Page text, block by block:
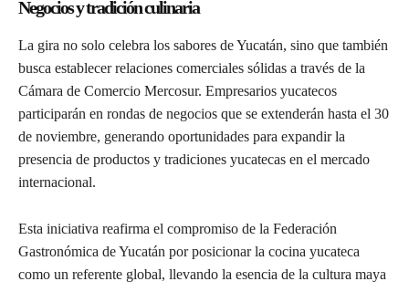
Negocios y tradición culinaria
La gira no solo celebra los sabores de Yucatán, sino que también
busca establecer relaciones comerciales sólidas a través de la
Cámara de Comercio Mercosur. Empresarios yucatecos
participarán en rondas de negocios que se extenderán hasta el 30
de noviembre, generando oportunidades para expandir la
presencia de productos y tradiciones yucatecas en el mercado
internacional.
Esta iniciativa reafirma el compromiso de la Federación
Gastronómica de Yucatán por posicionar la cocina yucateca
como un referente global, llevando la esencia de la cultura maya